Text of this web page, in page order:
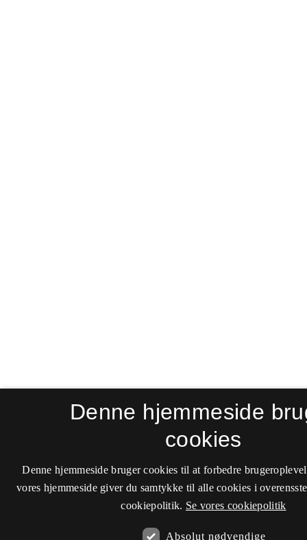
Denne hjemmeside
cookies
Denne hjemmeside bruger cookies til at forbedre
vores hjemmeside giver du samtykke til alle cookies i
cookiepolitik. Se vores cookiepolitik
Absolut nødvendige